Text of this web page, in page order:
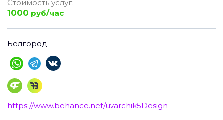
Стоимость услуг:
1000 руб/час
Белгород
https://www.behance.net/uvarchik5Design